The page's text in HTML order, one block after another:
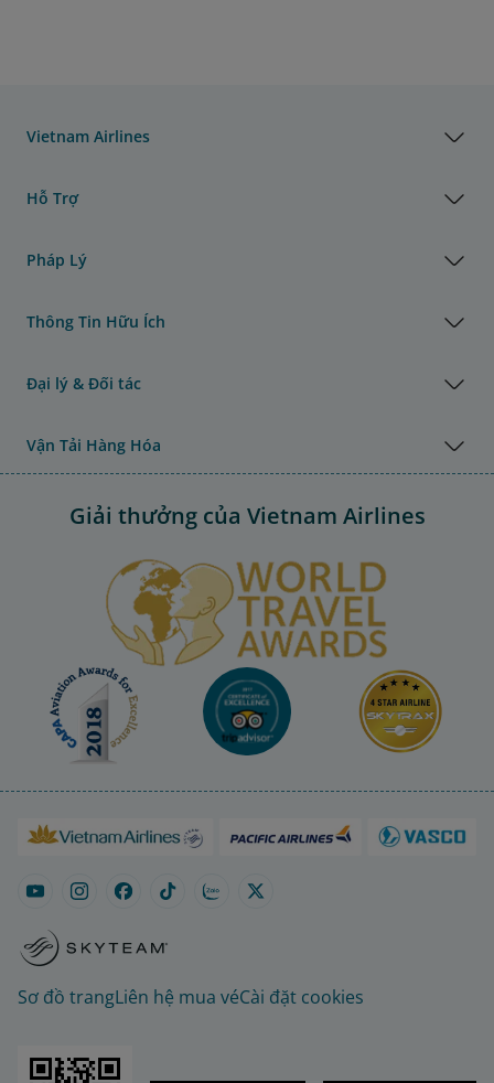
Vietnam Airlines
Hỗ Trợ
Pháp Lý
Thông Tin Hữu Ích
Đại lý & Đối tác
Vận Tải Hàng Hóa
Giải thưởng của Vietnam Airlines
Sơ đồ trangLiên hệ mua véCài đặt cookies